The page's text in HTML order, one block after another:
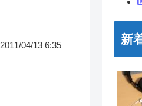
2011/04/13 6:35 新